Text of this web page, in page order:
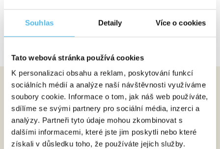
Souhlas Detaily Více o cookies
Tato webová stránka používá cookies
K personalizaci obsahu a reklam, poskytování funkcí
sociálních médií a analýze naší návštěvnosti využíváme
soubory cookie. Informace o tom, jak náš web používáte,
sdílíme se svými partnery pro sociální média, inzerci a
analýzy. Partneři tyto údaje mohou zkombinovat s
dalšími informacemi, které jste jim poskytli nebo které
získali v důsledku toho, že používáte jejich služby.
vyšetření?
Jak celý proces probíhá?
1 Objednání
Vyberte si konkrétní test dle vašich potřeb.